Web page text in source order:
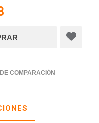
COMPARACIÓN